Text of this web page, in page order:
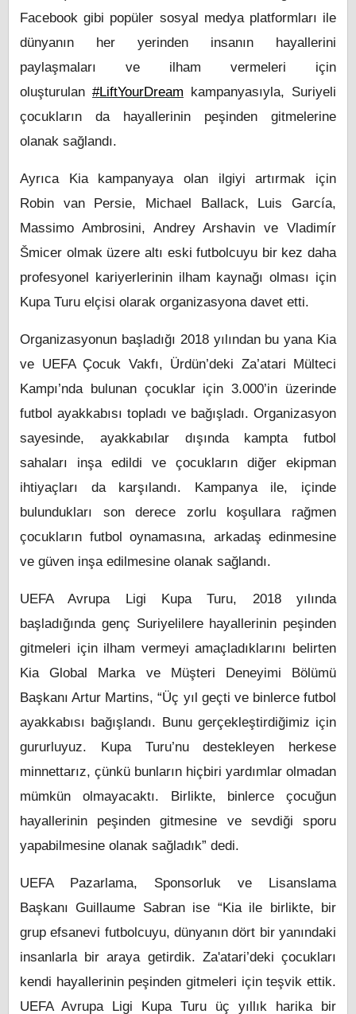
Facebook gibi popüler sosyal medya platformları ile
dünyanın her yerinden insanın hayallerini
paylaşmaları ve ilham vermeleri için
oluşturulan #LiftYourDream kampanyasıyla, Suriyeli
çocukların da hayallerinin peşinden gitmelerine
olanak sağlandı.
Ayrıca Kia kampanyaya olan ilgiyi artırmak için
Robin van Persie, Michael Ballack, Luis García,
Massimo Ambrosini, Andrey Arshavin ve Vladimír
Šmicer olmak üzere altı eski futbolcuyu bir kez daha
profesyonel kariyerlerinin ilham kaynağı olması için
Kupa Turu elçisi olarak organizasyona davet etti.
Organizasyonun başladığı 2018 yılından bu yana Kia
ve UEFA Çocuk Vakfı, Ürdün’deki Za’atari Mülteci
Kampı’nda bulunan çocuklar için 3.000’in üzerinde
futbol ayakkabısı topladı ve bağışladı. Organizasyon
sayesinde, ayakkabılar dışında kampta futbol
sahaları inşa edildi ve çocukların diğer ekipman
ihtiyaçları da karşılandı. Kampanya ile, içinde
bulundukları son derece zorlu koşullara rağmen
çocukların futbol oynamasına, arkadaş edinmesine
ve güven inşa edilmesine olanak sağlandı.
UEFA Avrupa Ligi Kupa Turu, 2018 yılında
başladığında genç Suriyelilere hayallerinin peşinden
gitmeleri için ilham vermeyi amaçladıklarını belirten
Kia Global Marka ve Müşteri Deneyimi Bölümü
Başkanı Artur Martins, “Üç yıl geçti ve binlerce futbol
ayakkabısı bağışlandı. Bunu gerçekleştirdiğimiz için
gururluyuz. Kupa Turu’nu destekleyen herkese
minnettarız, çünkü bunların hiçbiri yardımlar olmadan
mümkün olmayacaktı. Birlikte, binlerce çocuğun
hayallerinin peşinden gitmesine ve sevdiği sporu
yapabilmesine olanak sağladık” dedi.
UEFA Pazarlama, Sponsorluk ve Lisanslama
Başkanı Guillaume Sabran ise “Kia ile birlikte, bir
grup efsanevi futbolcuyu, dünyanın dört bir yanındaki
insanlarla bir araya getirdik. Za'atari’deki çocukları
kendi hayallerinin peşinden gitmeleri için teşvik ettik.
UEFA Avrupa Ligi Kupa Turu üç yıllık harika bir